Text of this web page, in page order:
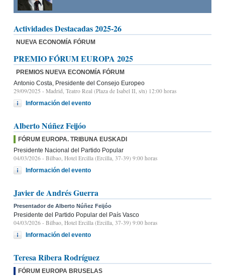
Actividades Destacadas 2025-26
NUEVA ECONOMÍA FÓRUM
PREMIO FÓRUM EUROPA 2025
PREMIOS NUEVA ECONOMÍA FÓRUM
Antonio Costa, Presidente del Consejo Europeo
29/09/2025 - Madrid, Teatro Real (Plaza de Isabel II, s/n) 12:00 horas
Información del evento
Alberto Núñez Feijóo
FÓRUM EUROPA. TRIBUNA EUSKADI
Presidente Nacional del Partido Popular
04/03/2026 - Bilbao, Hotel Ercilla (Ercilla, 37-39) 9:00 horas
Información del evento
Javier de Andrés Guerra
Presentador de Alberto Núñez Feijóo
Presidente del Partido Popular del País Vasco
04/03/2026 - Bilbao, Hotel Ercilla (Ercilla, 37-39) 9:00 horas
Información del evento
Teresa Ribera Rodríguez
FÓRUM EUROPA BRUSELAS